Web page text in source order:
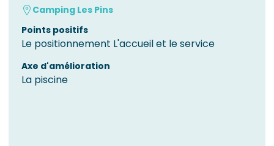
Camping Les Pins
Points positifs
Le positionnement L'accueil et le service
Axe d'amélioration
La piscine